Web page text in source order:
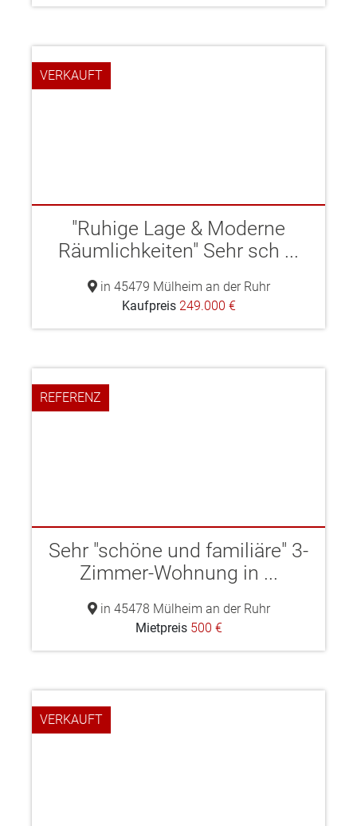
VERKAUFT
"Ruhige Lage & Moderne
Räumlichkeiten" Sehr sch ...
in 45479 Mülheim an der Ruhr
Kaufpreis 249.000 €
REFERENZ
Sehr "schöne und familiäre" 3-
Zimmer-Wohnung in ...
in 45478 Mülheim an der Ruhr
Mietpreis 500 €
VERKAUFT